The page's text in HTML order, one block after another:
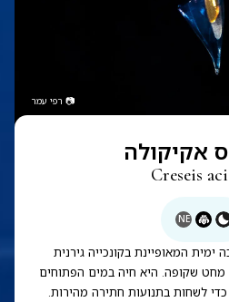
📷 רפי עמר
אקיקולה
Creseis
NE
ימית המאופיינת בקונכייה גירנית
מחט שקופה. היא חיה במים הפתוחים
לשחות בתנועות חתירה מהירות.